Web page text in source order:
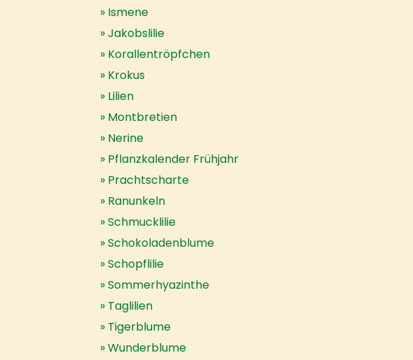
Ismene
Jakobslilie
Korallentröpfchen
Krokus
Lilien
Montbretien
Nerine
Pflanzkalender Frühjahr
Prachtscharte
Ranunkeln
Schmucklilie
Schokoladenblume
Schopflilie
Sommerhyazinthe
Taglilien
Tigerblume
Wunderblume